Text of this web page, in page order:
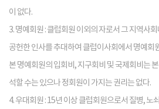
이 없다.
3. 명예회원 : 클럽회원 이외의 자로서 그 지역사
공헌한 인사를 추대하여 클럽이사회에서 명예회
본 명예회원의 입회비, 지구회비 및 국제회비는
석할 수는 있으나 정회원이 가지는 권리는 없다.
4. 우대회원 : 15년 이상 클럽회원으로서 질병, 노